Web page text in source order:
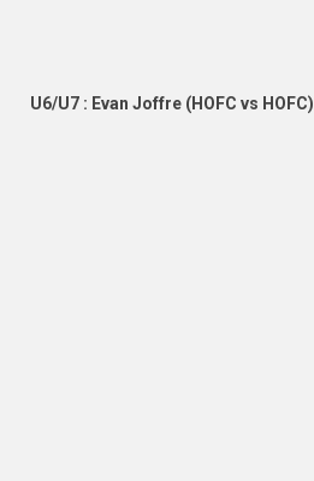
U6/U7 : Evan Joffre (HOFC vs HOFC)